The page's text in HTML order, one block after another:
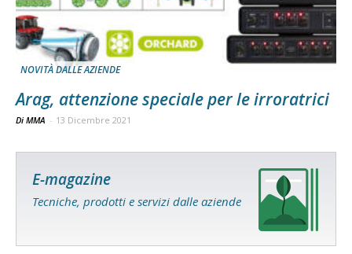
NOVITÀ DALLE AZIENDE
Arag, attenzione speciale per le irroratrici
Di MMA - 13 Dicembre 2021
E-magazine
Tecniche, prodotti e servizi dalle aziende